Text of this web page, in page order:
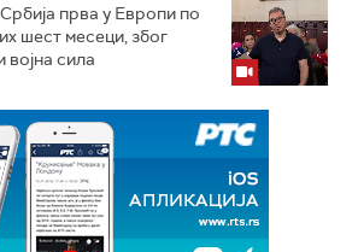
прва у Европи по
шест месеци, због
сила